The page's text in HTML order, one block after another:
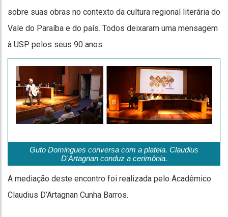
sobre suas obras no contexto da cultura regional literária do
Vale do Paraíba e do país. Todos deixaram uma mensagem
à USP pelos seus 90 anos.
Guto Domingues conversa com a plateia. Claudius
D'Artagnan conduz a cerimônia.
A mediação deste encontro foi realizada pelo Acadêmico
Claudius D’Artagnan Cunha Barros.